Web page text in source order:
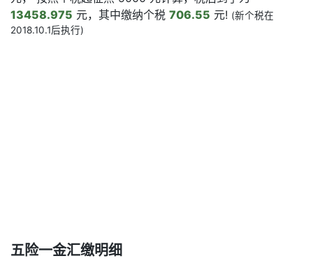
13458.975 元，其中缴纳个税 706.55 元! (新个税在
2018.10.1后执行)
五险一金汇缴明细